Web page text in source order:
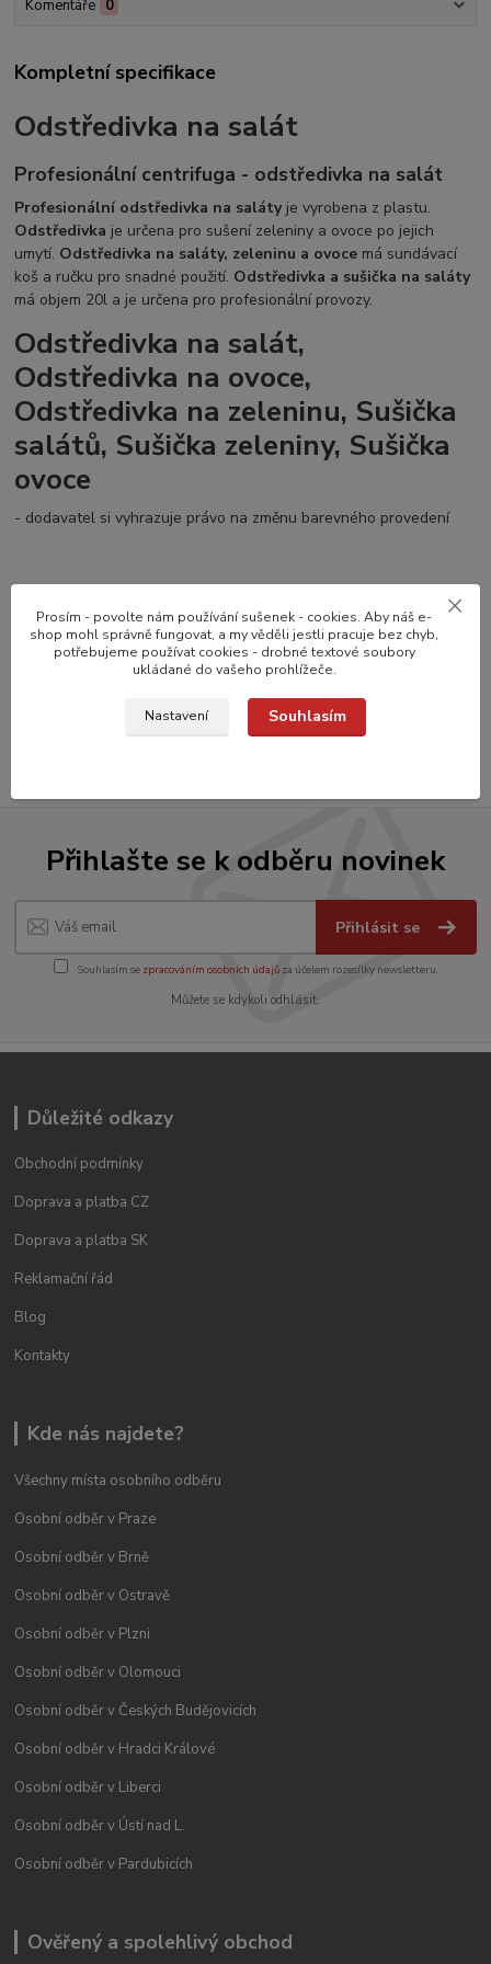
Komentáře 0
Kompletní specifikace
Odstředivka na salát
Profesionální centrifuga - odstředivka na salát
Profesionální odstředivka na salátyje vyrobena z plastu.
Odstředivka je určena pro sušení zeleniny a ovoce po jejich
umytí. Odstředivka na saláty, zeleninu a ovoce má sundávací
koš a ručku pro snadné použití. Odstředivka a sušička na saláty
má objem 20l a je určena pro profesionální provozy.
Odstředivka na salát,
Odstředivka na ovoce,
Odstředivka na zeleninu, Sušička
salátů, Sušička zeleniny, Sušička
ovoce
- dodavatel si vyhrazuje právo na změnu barevného provedení
Zboží zařazeno v kategoriích
PŘÍPRAVA POTRAVIN
Kuchyňské náčiní
Přihlašte se k odběru novinek
Přihlásit se
Souhlasím se zpracováním osobních údajůza účelem rozesílky newsletteru.
Můžete se kdykoli odhlásit.
Důležité odkazy
Obchodní podmínky
Doprava a platba CZ
Doprava a platba SK
Reklamační řád
Blog
Kontakty
Kde nás najdete?
Všechny místa osobního odběru
Osobní odběr v Praze
Osobní odběr v Brně
Osobní odběr v Ostravě
Osobní odběr v Plzni
Osobní odběr v Olomouci
Osobní odběr v Českých Budějovicích
Osobní odběr v Hradci Králové
Osobní odběr v Liberci
Osobní odběr v Ústí nad L.
Osobní odběr v Pardubicích
Ověřený a spolehlivý obchod
Prosím - povolte nám používání sušenek - cookies. Aby náš e-
shop mohl správně fungovat, a my věděli jestli pracuje bez chyb,
potřebujeme používat cookies - drobné textové soubory
ukládané do vašeho prohlížeče.
Nastavení Souhlasím